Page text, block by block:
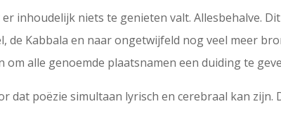
inhoudelijk niets te genieten valt. Allesbehalve.
de Kabbala en naar ongetwijfeld nog veel meer
alle genoemde plaatsnamen een duiding te
dat poëzie simultaan lyrisch en cerebraal kan zijn.